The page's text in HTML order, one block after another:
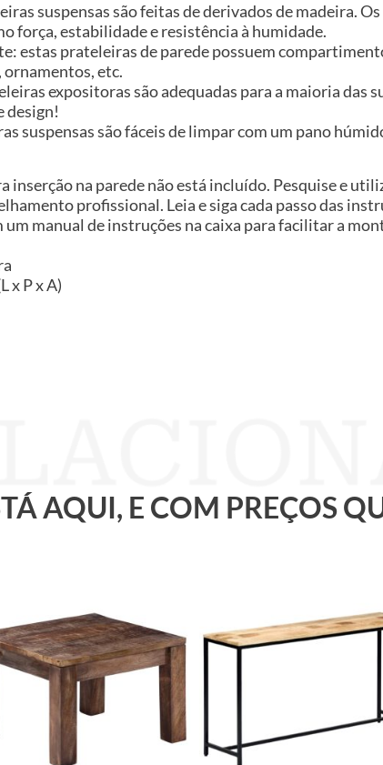
suspensas são feitas de derivados de madeira.
força, estabilidade e resistência à humidade.
estas prateleiras de parede possuem
ornamentos, etc.
expositoras são adequadas para a maioria
design!
suspensas são fáceis de limpar com um pano
inserção na parede não está incluído. Pesquise e
profissional. Leia e siga cada passo das
manual de instruções na caixa para facilitar a
x P x A)
AQUI, E COM PREÇOS